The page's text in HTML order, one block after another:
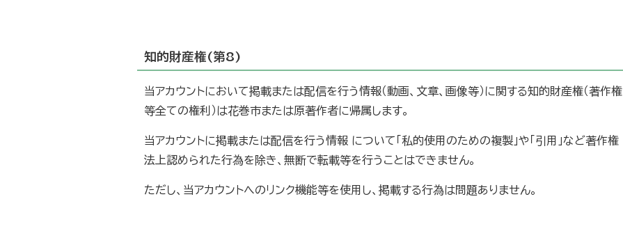
知的財産権(第8)
当アカウントにおいて掲載または配信を行う情報（動画、文章、画像等）に関する知的財産権（著作権
等全ての権利）は花巻市または原著作者に帰属します。
当アカウントに掲載または配信を行う情報 について「私的使用のための複製」や「引用」など著作権
法上認められた行為を除き、無断で転載等を行うことはできません。
ただし、当アカウントへのリンク機能等を使用し、掲載する行為は問題ありません。